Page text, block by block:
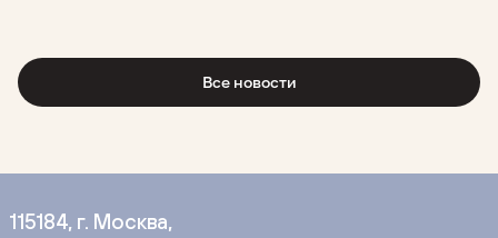
Все новости
115184, г. Москва,